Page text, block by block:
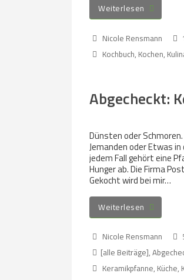
Weiterlesen
Nicole Rensmann
Kochbuch, Kochen,
Abgecheckt:
Dünsten oder
Jemanden oder Etwas
jedem Fall gehört eine
Hunger ab. Die Firma
Gekocht wird bei mir…
Weiterlesen
Nicole Rensmann
[alle Beiträge],
Keramikpfanne, Küche,